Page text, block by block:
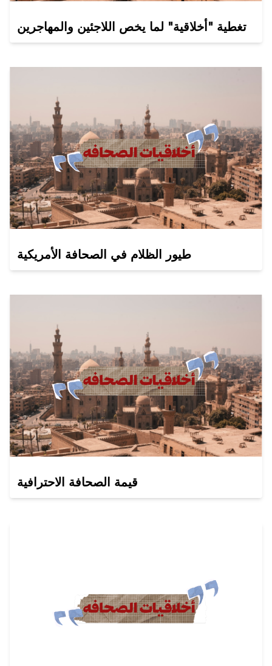
تغطية "أخلاقية" لما يخص اللاجئين والمهاجرين
طيور الظلام في الصحافة الأمريكية
قيمة الصحافة الاحترافية